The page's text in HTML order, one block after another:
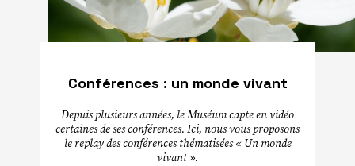
Conférences : un monde vivant
Depuis plusieurs années, le Muséum capte en vidéo
certaines de ses conférences. Ici, nous vous proposons
le replay des conférences thématisées « Un monde
vivant ».